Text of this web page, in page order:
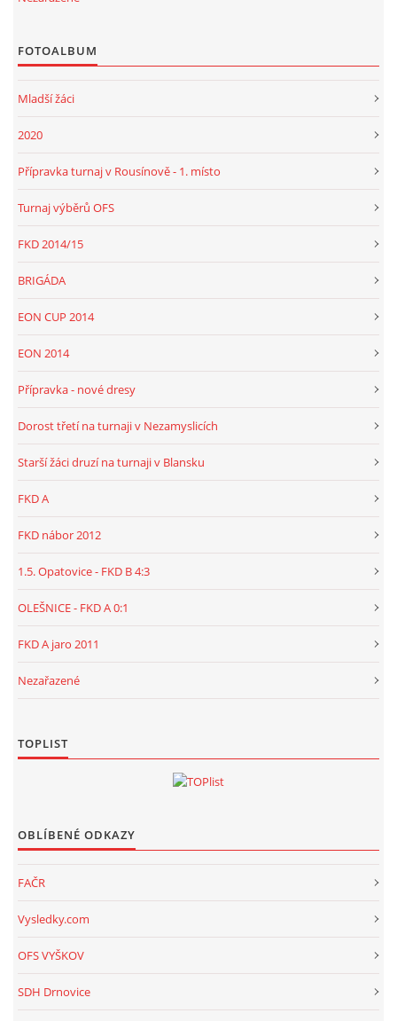
© 2026 eStránky.cz |RSS
FOTOALBUM
Mladší žáci
2020
Přípravka turnaj v Rousínově - 1. místo
Turnaj výběrů OFS
FKD 2014/15
BRIGÁDA
EON CUP 2014
EON 2014
Přípravka - nové dresy
Dorost třetí na turnaji v Nezamyslicích
Starší žáci druzí na turnaji v Blansku
FKD A
FKD nábor 2012
1.5. Opatovice - FKD B 4:3
OLEŠNICE - FKD A 0:1
FKD A jaro 2011
Nezařazené
TOPLIST
OBLÍBENÉ ODKAZY
FAČR
Vysledky.com
OFS VYŠKOV
SDH Drnovice